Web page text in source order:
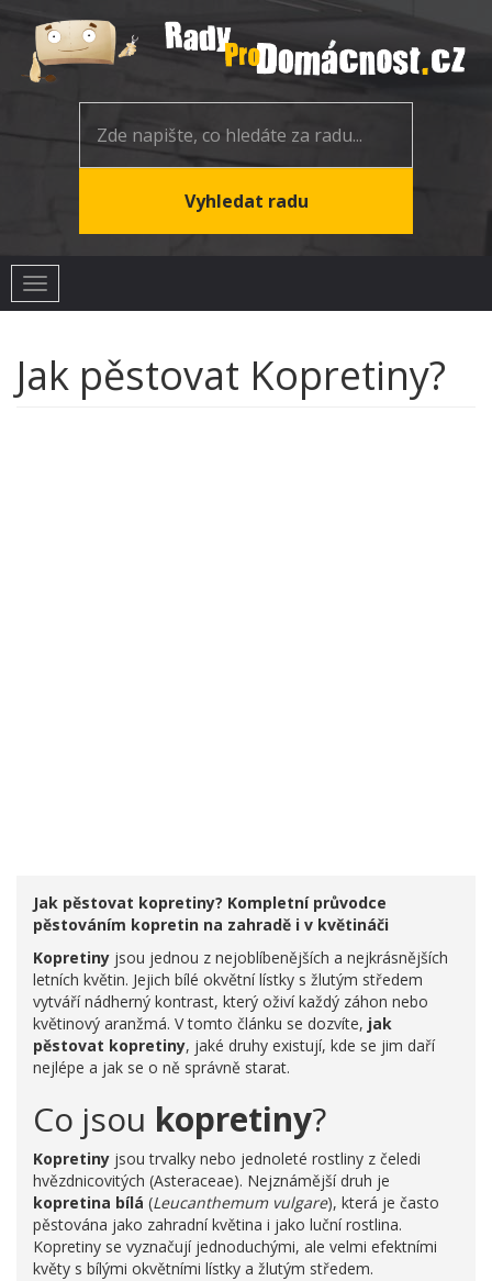
Toggle
navigation
Jak pěstovat Kopretiny?
Jak pěstovat kopretiny? Kompletní průvodce
pěstováním kopretin na zahradě i v květináči
Kopretiny jsou jednou z nejoblíbenějších a nejkrásnějších
letních květin. Jejich bílé okvětní lístky s žlutým středem
vytváří nádherný kontrast, který oživí každý záhon nebo
květinový aranžmá. V tomto článku se dozvíte, jak
pěstovat kopretiny, jaké druhy existují, kde se jim daří
nejlépe a jak se o ně správně starat.
Co jsou kopretiny?
Kopretiny jsou trvalky nebo jednoleté rostliny z čeledi
hvězdnicovitých (Asteraceae). Nejznámější druh je
kopretina bílá (Leucanthemum vulgare), která je často
pěstována jako zahradní květina i jako luční rostlina.
Kopretiny se vyznačují jednoduchými, ale velmi efektními
květy s bílými okvětními lístky a žlutým středem.